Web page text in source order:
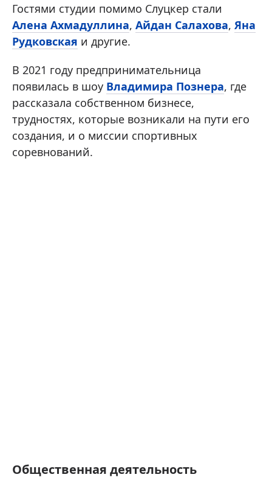
Гостями студии помимо Слуцкер стали
Алена Ахмадуллина, Айдан Салахова, Яна
Рудковская и другие.
В 2021 году предпринимательница
появилась в шоу Владимира Познера, где
рассказала собственном бизнесе,
трудностях, которые возникали на пути его
создания, и о миссии спортивных
соревнований.
Общественная деятельность